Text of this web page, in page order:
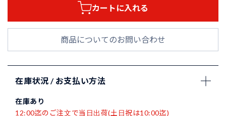
カートに入れる
商品についてのお問い合わせ
在庫状況 / お支払い方法
在庫あり
12:00迄のご注文で当日出荷(土日祝は10:00迄)